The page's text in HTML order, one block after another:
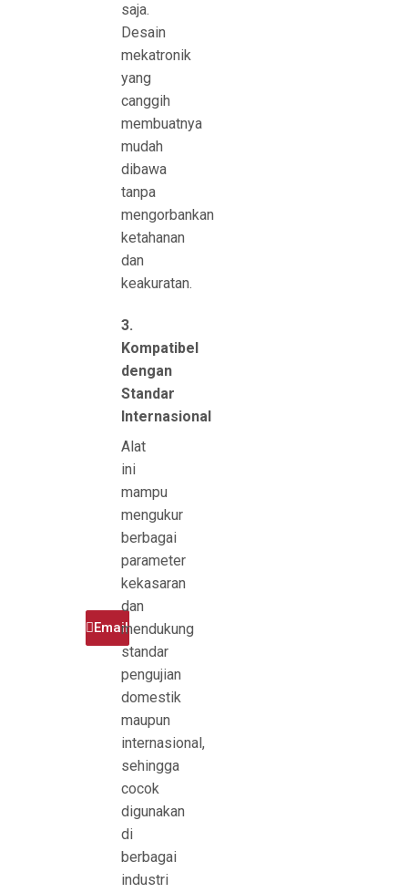
Telepon
Email
saja.
Desain
mekatronik
yang
canggih
membuatnya
mudah
dibawa
tanpa
mengorbankan
ketahanan
dan
keakuratan.
3.
Kompatibel
dengan
Standar
Internasional
Alat
ini
mampu
mengukur
berbagai
parameter
kekasaran
dan
mendukung
standar
pengujian
domestik
maupun
internasional,
sehingga
cocok
digunakan
di
berbagai
industri